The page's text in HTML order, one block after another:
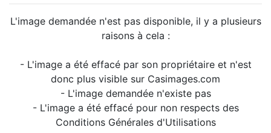
L'image demandée n'est pas disponible, il y a plusieurs
raisons à cela :
- L'image a été effacé par son propriétaire et n'est
donc plus visible sur Casimages.com
- L'image demandée n'existe pas
- L'image a été effacé pour non respects des
Conditions Générales d'Utilisations